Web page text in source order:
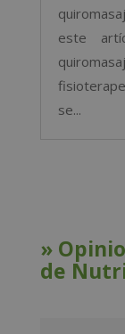
este
se...
»
de